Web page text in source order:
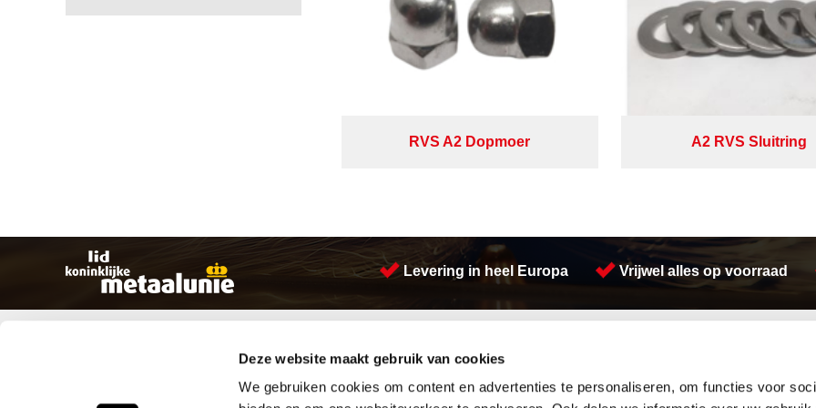
Deze website maakt gebruik van cookies
We gebruiken cookies om content en advertenties te personaliseren, om functies voor
RVS A2 Dopmoer A2 RVS Sluitring
Levering in heel Europa Vrijwel alles op voorraad
Aandrijftechniek
Afdichtingen en Rubbers
Bevestigings materialen
Hang en sluitwerk
Hydrauliek onderdelen
Constructie
Warmgewalste platen